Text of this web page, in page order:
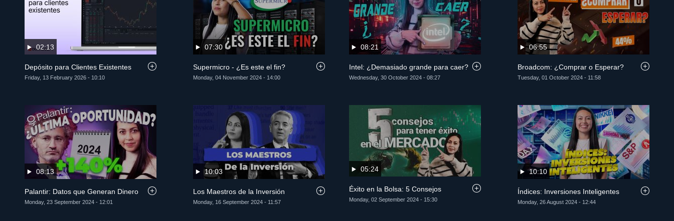
02:13
Depósito para Clientes Existentes
Friday, 13 February 2026 - 10:10
07:30
Supermicro - ¿Es este el fin?
Monday, 04 November 2024 - 14:00
08:21
Intel: ¿Demasiado grande para caer?
Wednesday, 30 October 2024 - 08:27
06:55
Broadcom: ¿Comprar o Esperar?
Tuesday, 01 October 2024 - 11:58
08:13
Palantir: Datos que Generan Dinero
Monday, 23 September 2024 - 12:01
10:03
Los Maestros de la Inversión
Monday, 16 September 2024 - 11:57
05:24
Éxito en la Bolsa: 5 Consejos
Monday, 02 September 2024 - 15:30
10:10
Índices: Inversiones Inteligentes
Monday, 26 August 2024 - 12:44